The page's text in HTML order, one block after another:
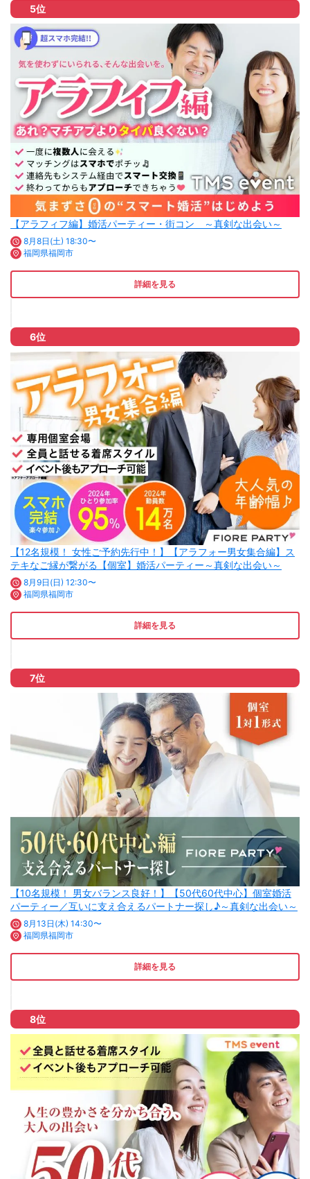
5位
【アラフィフ編】婚活パーティー・街コン ～真剣な出会い～
8月8日(土) 18:30〜
福岡県福岡市
詳細を見る
6位
【12名規模！ 女性ご予約先行中！】【アラフォー男女集合編】ス
テキなご縁が繋がる【個室】婚活パーティー～真剣な出会い～
8月9日(日) 12:30〜
福岡県福岡市
詳細を見る
7位
【10名規模！ 男女バランス良好！】【50代60代中心】個室婚活
パーティー／互いに支え合えるパートナー探し♪～真剣な出会い～
8月13日(木) 14:30〜
福岡県福岡市
詳細を見る
8位